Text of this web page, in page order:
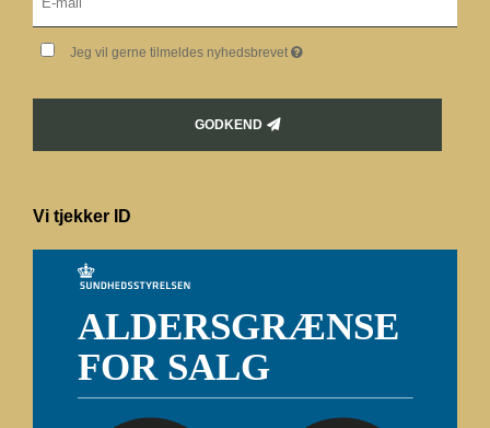
Jeg vil gerne tilmeldes nyhedsbrevet
GODKEND
Vi tjekker ID